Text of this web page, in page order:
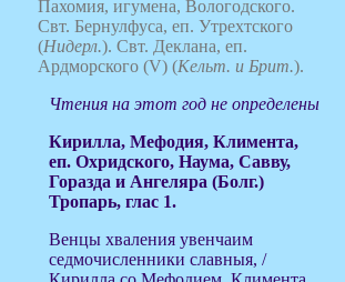
Пахомия, игумена, Вологодского.
Свт. Бернулфуса, еп. Утрехтского
(Нидерл.). Свт. Деклана, еп.
Ардморского (V) (Кельт. и Брит.).
Чтения на этот год не определены
Кирилла, Мефодия, Климента,
еп. Охридского, Наума, Савву,
Горазда и Ангеляра (Болг.)
Тропарь, глас 1.
Венцы хваления увенчаим
седмочисленники славныя, /